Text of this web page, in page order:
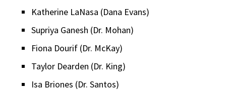
Katherine LaNasa (Dana Evans)
Supriya Ganesh (Dr. Mohan)
Fiona Dourif (Dr. McKay)
Taylor Dearden (Dr. King)
Isa Briones (Dr. Santos)